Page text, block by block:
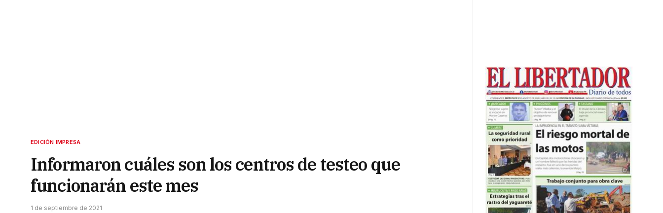
EDICIÓN IMPRESA
Informaron cuáles son los centros de testeo que
funcionarán este mes
1 de septiembre de 2021